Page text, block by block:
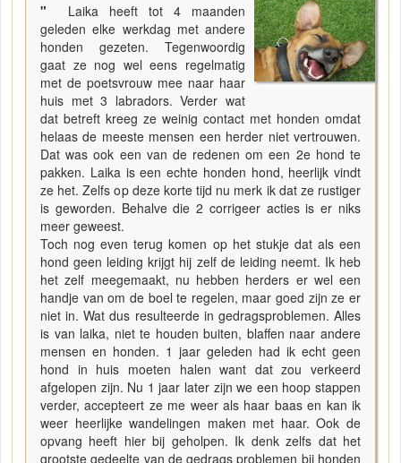
"
Laika heeft tot 4 maanden
geleden elke werkdag met andere
honden gezeten. Tegenwoordig
gaat ze nog wel eens regelmatig
met de poetsvrouw mee naar haar
huis met 3 labradors. Verder wat
dat betreft kreeg ze weinig contact met honden omdat
helaas de meeste mensen een herder niet vertrouwen.
Dat was ook een van de redenen om een 2e hond te
pakken. Laika is een echte honden hond, heerlijk vindt
ze het. Zelfs op deze korte tijd nu merk ik dat ze rustiger
is geworden. Behalve die 2 corrigeer acties is er niks
meer geweest.
Toch nog even terug komen op het stukje dat als een
hond geen leiding krijgt hij zelf de leiding neemt. Ik heb
het zelf meegemaakt, nu hebben herders er wel een
handje van om de boel te regelen, maar goed zijn ze er
niet in. Wat dus resulteerde in gedragsproblemen. Alles
is van laika, niet te houden buiten, blaffen naar andere
mensen en honden. 1 jaar geleden had ik echt geen
hond in huis moeten halen want dat zou verkeerd
afgelopen zijn. Nu 1 jaar later zijn we een hoop stappen
verder, accepteert ze me weer als haar baas en kan ik
weer heerlijke wandelingen maken met haar. Ook de
opvang heeft hier bij geholpen. Ik denk zelfs dat het
grootste gedeelte van de gedrags problemen bij honden